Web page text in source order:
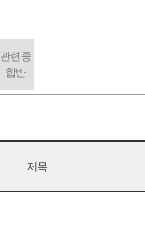
관련종
합반
제목